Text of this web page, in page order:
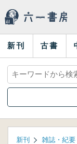
新刊 古書
新刊 雑誌・紀要